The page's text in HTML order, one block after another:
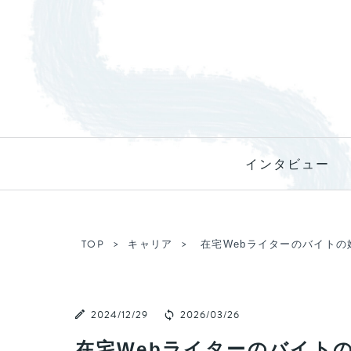
インタビュー
TOP キャリア 在宅Webライターのバイト
2024/12/29 2026/03/26